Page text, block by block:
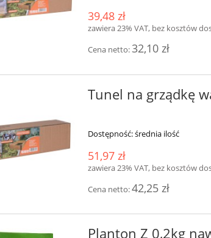
39,48 zł
zawiera 23% VAT, bez kosztów
Cena netto:32,10 zł
Tunel na grządkę
Dostępność:średnia ilość
51,97 zł
zawiera 23% VAT, bez kosztów
Cena netto:42,25 zł
Planton Z 0,2kg